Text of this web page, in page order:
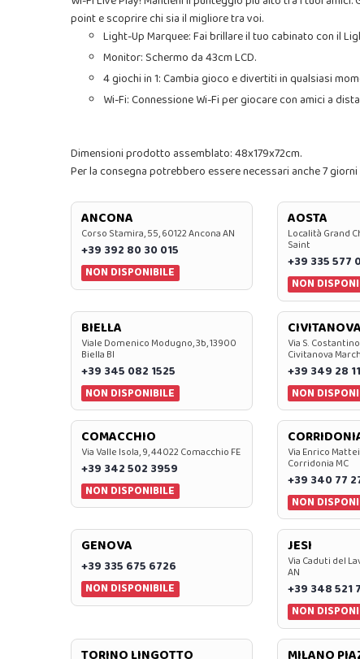
point e scoprire chi sia il migliore tra voi.
Light-Up Marquee: Fai brillare il tuo cabinato con il
Monitor: Schermo da 43cm LCD.
4 giochi in 1: Cambia gioco e divertiti in qualsiasi
Wi-Fi: Connessione Wi-Fi per giocare con amici a
Dimensioni prodotto assemblato: 48x179x72cm.
Per la consegna potrebbero essere necessari anche 7
ANCONA
Corso Stamira, 55, 60122 Ancona AN
+39 392 80 30 015
NON DISPONIBILE
AOSTA
Località Grand
Saint
+39 335 577
NON
BIELLA
Viale Domenico Modugno, 3b, 13900
Biella BI
+39 345 082 1525
NON DISPONIBILE
CIVITANOVA
Via S.
Civitanova
+39 349 28
NON
COMACCHIO
Via Valle Isola, 9, 44022 Comacchio FE
+39 342 502 3959
NON DISPONIBILE
Via Enrico
Corridonia MC
+39 340 77
NON
GENOVA
+39 335 675 6726
NON DISPONIBILE
JESI
Via Caduti del
AN
+39 348 521
NON